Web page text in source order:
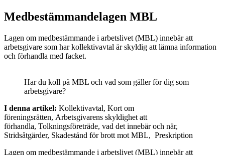
Medbestämmandelagen MBL
Lagen om medbestämmande i arbetslivet (MBL) innebär att
arbetsgivare som har kollektivavtal är skyldig att lämna information
och förhandla med facket.
Har du koll på MBL och vad som gäller för dig som
arbetsgivare?
I denna artikel: Kollektivavtal, Kort om
föreningsrätten, Arbetsgivarens skyldighet att
förhandla, Tolkningsföreträde, vad det innebär och när,
Stridsåtgärder, Skadestånd för brott mot MBL, Preskription
Lagen om medbestämmande i arbetslivet (MBL) innebär att